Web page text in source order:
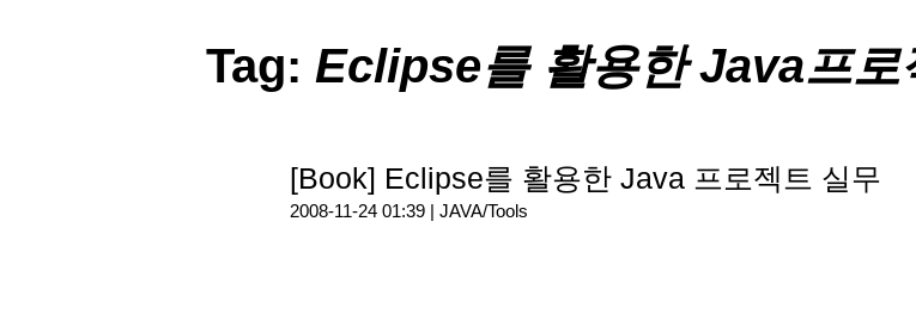
Tag: Eclipse를 활용한 Java프로
[Book] Eclipse를 활용한 Java 프로젝트 실무
2008-11-24 01:39 | JAVA/Tools